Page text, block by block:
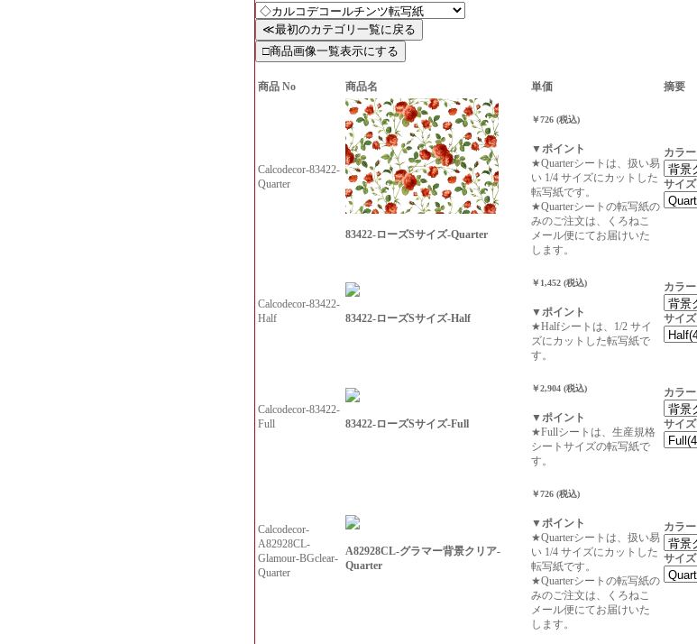
商品 No 商品名 単価 摘要
Calcodecor-83422-
Quarter
83422-ローズSサイズ-Quarter
￥726 (税込)
▼ポイント
★Quarterシートは、扱い易
い 1/4 サイズにカットした
転写紙です。
★Quarterシートの転写紙の
みのご注文は、くろねこ
メール便にてお届けいた
します。
カラー
サイズ
Calcodecor-83422-
Half
83422-ローズSサイズ-Half
￥1,452 (税込)
▼ポイント
★Halfシートは、1/2 サイ
ズにカットした転写紙で
す。
カラー
サイズ
Calcodecor-83422-
Full
83422-ローズSサイズ-Full
￥2,904 (税込)
▼ポイント
★Fullシートは、生産規格
シートサイズの転写紙で
す。
カラー
サイズ
Calcodecor-
A82928CL-
Glamour-BGclear-
Quarter
A82928CL-グラマー背景クリア-
Quarter
￥726 (税込)
▼ポイント
★Quarterシートは、扱い易
い 1/4 サイズにカットした
転写紙です。
★Quarterシートの転写紙の
みのご注文は、くろねこ
メール便にてお届けいた
します。
カラー
サイズ